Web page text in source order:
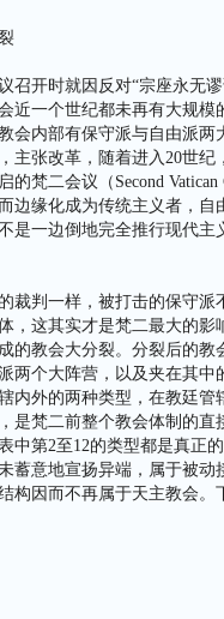
召开时就因反对“宗座永无
近一个世纪都未再有大规
会内部有保守派与自由派
主张改革，随着进入20世
的梵二会议（Second
边缘化成为传统主义者，
是一边倒地完全推行现代
裁判一样，被打击的保守
，这其实才是梵二最大的
的教会大分裂。分裂后的
两个大阵营，以及夹在其
内外的两种类型，在教廷
是梵二前整个教会体制的
中第2至12的类型都是真正
蓄意地宣扬异端，属于被
构因而不再属于天主教会